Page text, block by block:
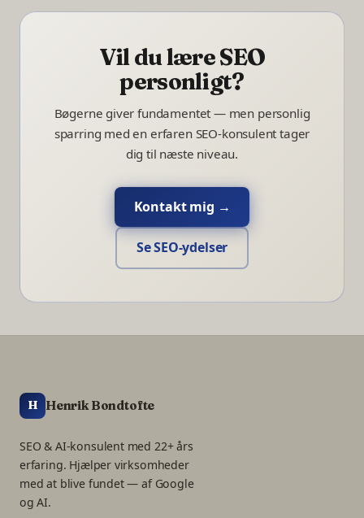
Vil du lære SEO
personligt?
Bøgerne giver fundamentet — men personlig
sparring med en erfaren SEO-konsulent tager
dig til næste niveau.
Kontakt mig →
Se SEO-ydelser
H Henrik Bondtofte
SEO & AI-konsulent med 22+ års
erfaring. Hjælper virksomheder
med at blive fundet — af Google
og AI.